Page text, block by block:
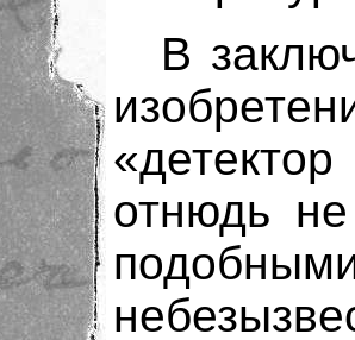
В
отнюдь